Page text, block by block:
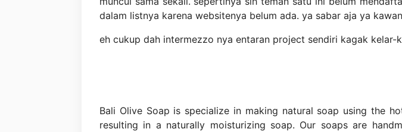
dalam listnya karena websitenya belum ada. ya sabar aja ya
eh cukup dah intermezzo nya entaran project sendiri kagak kelar-
Bali Olive Soap is specialize in making natural soap using the
resulting in a naturally moisturizing soap. Our soaps are